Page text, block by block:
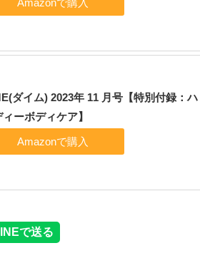
ダイム) 2023年 11 月号【特別付録：ハ
ィーボディケア】